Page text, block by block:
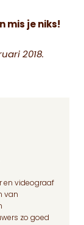
mis je niks!
2018.
en videograaf
van
zo goed